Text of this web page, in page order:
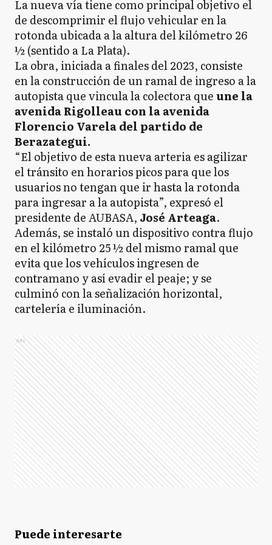
La nueva vía tiene como principal objetivo el
de descomprimir el flujo vehicular en la
rotonda ubicada a la altura del kilómetro 26
½ (sentido a La Plata).
La obra, iniciada a finales del 2023, consiste
en la construcción de un ramal de ingreso a la
autopista que vincula la colectora queune la
avenida Rigolleau con la avenida
Florencio Varela del partido de
Berazategui.
“El objetivo de esta nueva arteria es agilizar
el tránsito en horarios picos para que los
usuarios no tengan que ir hasta la rotonda
para ingresar a la autopista”, expresó el
presidente de AUBASA, José Arteaga.
Además, se instaló un dispositivo contra flujo
en el kilómetro 25 ½ del mismo ramal que
evita que los vehículos ingresen de
contramano y así evadir el peaje; y se
culminó con la señalización horizontal,
cartelería e iluminación.
Ads
Puede interesarte